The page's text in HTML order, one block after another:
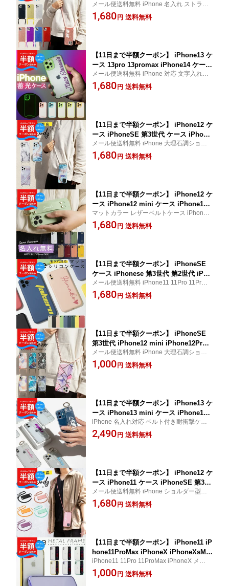
第3世代 第2世代 スマホショルダー スマ
ホケース 文字入れ ショルダータイプ 携
メール便送料無料 iPhone 名入れ ストラッ
プケース
1,680 円 送料無料
【11日まで半額クーポン】 iPhone13 ケ
ース 13pro 13promax iPhone14 ケース
14pro 14plus 14promax iPhoneケース
iPhone12 iPhone11 クリアケース 蛍光
メール便送料無料 iPhone 対応 文字入れ対
応 蓄光ネオンケース
1,680 円 送料無料
【11日まで半額クーポン】 iPhone12 ケ
ース iPhoneSE 第3世代 ケース iPhone
12 Pro ケース ProMax iPhone11 大理
石調 スマホケース 文字入れ スマホショ
メール便送料無料 iPhone 大理石調ショル
ダー型ストラップケース
1,680 円 送料無料
【11日まで半額クーポン】 iPhone12 ケ
ース iPhone12 mini ケース iPhone12
Pro ケース iPhone11 ケース アイホン i
PhoneSE 第3世代 iPhoneSE ケース iP
マットカラー レザーベルトケース iPhone
各機種対応
1,680 円 送料無料
【11日まで半額クーポン】 iPhoneSE
ケース iPhonese 第3世代 第2世代 iPho
ne11 ケース スマホケース 韓国 シリコ
ン ミュートカラー くすみカラー iPhon
メール便送料無料 iPhone11 11Pro 11ProM
ax iPhonese2 X XsMax
1,680 円 送料無料
【11日まで半額クーポン】 iPhoneSE
第3世代 iPhone12 mini iPhone12Pro
ProMax iPhone11ProMax スマホショ
ルダー スマホケース ショルダータイプ
メール便送料無料 iPhone 大理石調ショル
ダー型ストラップ
1,000 円 送料無料
【11日まで半額クーポン】 iPhone13 ケ
ース iPhone13 mini ケース iPhone13P
ro ケース iPhone12 ケース スマホケー
ス 韓国 iphone12pro iphone12mini iP
iPhone 名入れ対応 ベルト付き耐衝撃ケー
ス
2,490 円 送料無料
【11日まで半額クーポン】 iPhone12 ケ
ース iPhone11 ケース iPhoneSE 第3世
代 第2世代 iPhone 12 mini ProMax iP
hone11Pro スマホショルダー スマホケ
メール便送料無料 iPhone ショルダー型ス
トラップケース
1,680 円 送料無料
【11日まで半額クーポン】 iPhone11 iP
hone11ProMax iPhoneX iPhoneXsMa
x iPhoneXR iPhone8 iPhoneSE 第3世
代 第2世代 スマホケース 韓国 メタルフ
iPhone11 11Pro 11ProMax iPhoneX メタル
フレームTPUケース
1,000 円 送料無料